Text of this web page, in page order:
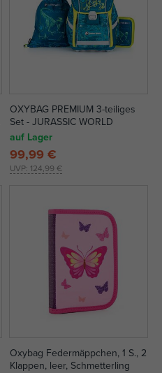
OXYBAG PREMIUM 3-teiliges
Set - JURASSIC WORLD
auf Lager
UVP: 124,99 €
99,99 €
Oxybag Federmäppchen, 1 S., 2
Klappen, leer, Schmetterling